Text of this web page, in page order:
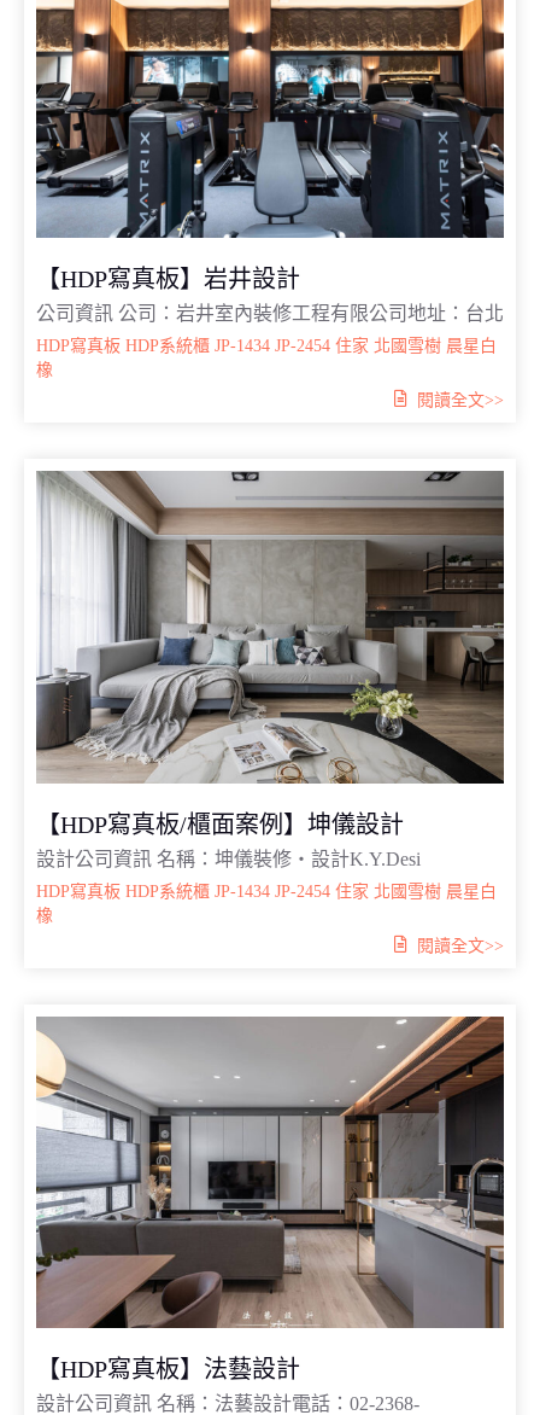
【HDP寫真板】岩井設計
公司資訊 公司：岩井室內裝修工程有限公司地址：台北
HDP寫真板 HDP系統櫃 JP-1434 JP-2454 住家 北國雪樹 晨星白
橡
閱讀全文>>
【HDP寫真板/櫃面案例】坤儀設計
設計公司資訊 名稱：坤儀裝修‧設計K.Y.Desi
HDP寫真板 HDP系統櫃 JP-1434 JP-2454 住家 北國雪樹 晨星白
橡
閱讀全文>>
【HDP寫真板】法藝設計
設計公司資訊 名稱：法藝設計電話：02-2368-